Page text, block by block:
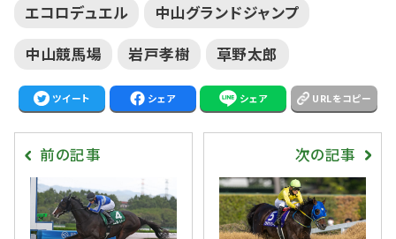
差圧勝 ...
エコロデュエル
中山グランドジャンプ
中山競馬場
岩戸孝樹 草野太郎
ツイート シェア シェア URLをコピー
前の記事 次の記事